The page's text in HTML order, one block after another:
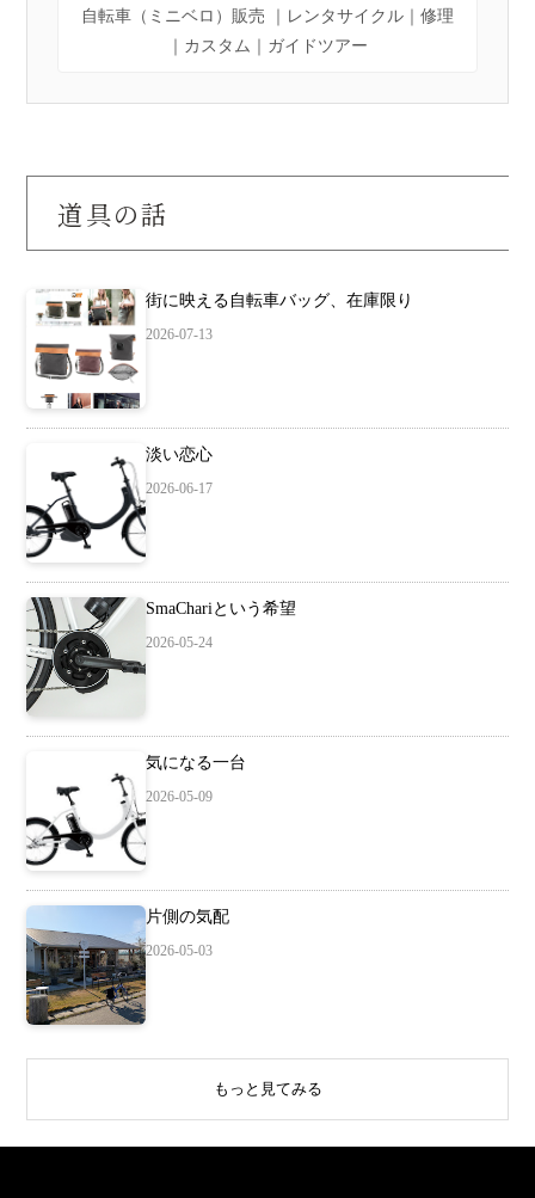
自転車（ミニベロ）販売 ｜レンタサイクル｜修理
｜カスタム｜ガイドツアー
道具の話
街に映える自転車バッグ、在庫限り
2026-07-13
淡い恋心
2026-06-17
SmaChariという希望
2026-05-24
気になる一台
2026-05-09
片側の気配
2026-05-03
もっと見てみる